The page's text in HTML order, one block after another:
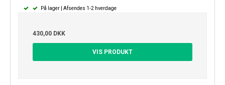
På lager | Afsendes 1-2 hverdage
430,00 DKK
VIS PRODUKT